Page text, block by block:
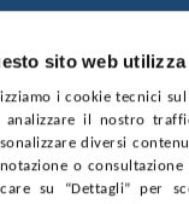
sito web
i cookie tecnici
analizzare il nostro
diversi
o
su “Dettagli” per
Sociale:
Registro delle
nr. REA PA-201818 P.I.
GARE E